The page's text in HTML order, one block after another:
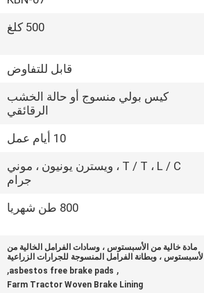
500 كلغ
قابل للتفاوض
كيس بولي منسوج أو حالة الخشب
الرقائقي
10 أيام عمل
T / T ، L / C ، ويسترن يونيون ، موني
جرام
800 طن شهريا
مادة خالية من الأسبستوس ، وسادات الفرامل الخالية من
الأسبستوس ، وبطانة الفرامل المنسوجة للجرارات الزراعية
,
asbestos free brake pads
,
Farm Tractor Woven Brake Lining